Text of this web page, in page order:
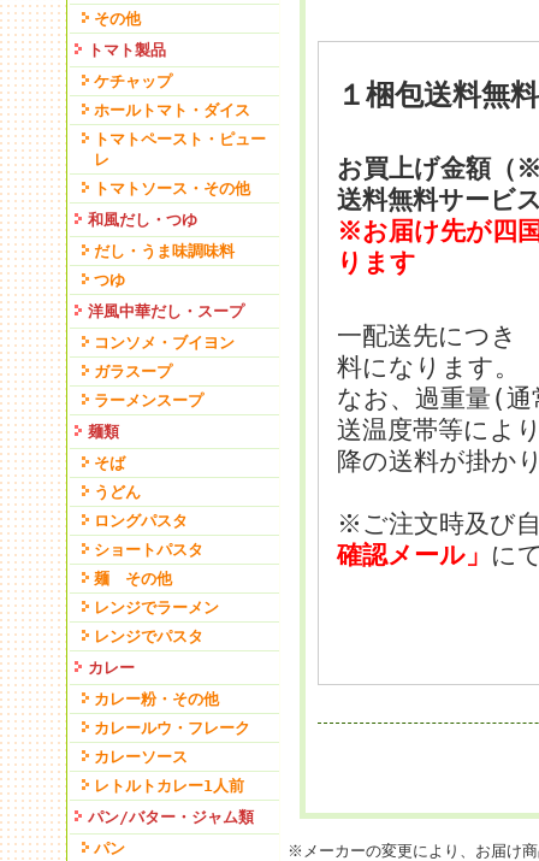
その他
トマト製品
ケチャップ
ホールトマト・ダイス
トマトペースト・ピュー
レ
トマトソース・その他
和風だし・つゆ
だし・うま味調味料
つゆ
洋風中華だし・スープ
コンソメ・ブイヨン
ガラスープ
ラーメンスープ
麺類
そば
うどん
ロングパスタ
ショートパスタ
麺 その他
レンジでラーメン
レンジでパスタ
カレー
カレー粉・その他
カレールウ・フレーク
カレーソース
レトルトカレー1人前
パン/バター・ジャム類
パン
１梱包送料無
お買上げ金額（
送料無料サービ
※お届け先が四
ります
一配送先につき
料になります。
なお、過重量(
送温度帯等によ
降の送料が掛か
※ご注文時及び
確認メール」 に
※メーカーの変更により、お届け